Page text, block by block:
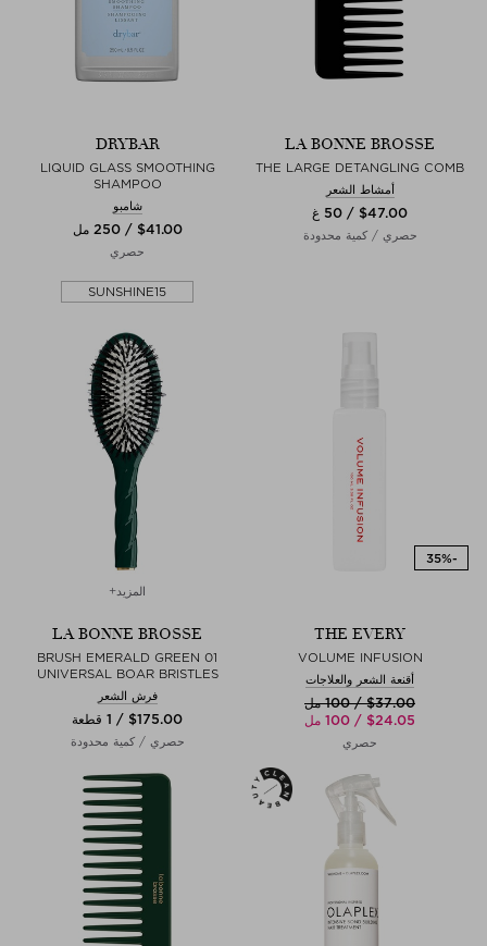
LA BONNE BROSSE
THE LARGE DETANGLING COMB
أمشاط الشعر
$‌47.00 / 50 غ
حصري / كمية محدودة
DRYBAR
LIQUID GLASS SMOOTHING
SHAMPOO
شامبو
$‌41.00 / 250 مل
حصري
SUNSHINE15
THE EVERY
VOLUME INFUSION
أقنعة الشعر والعلاجات
$‌37.00 / 100 مل
$‌24.05 / 100 مل
حصري
المزيد+
LA BONNE BROSSE
BRUSH EMERALD GREEN 01
UNIVERSAL BOAR BRISTLES
فرش الشعر
$‌175.00 / 1 قطعة
حصري / كمية محدودة